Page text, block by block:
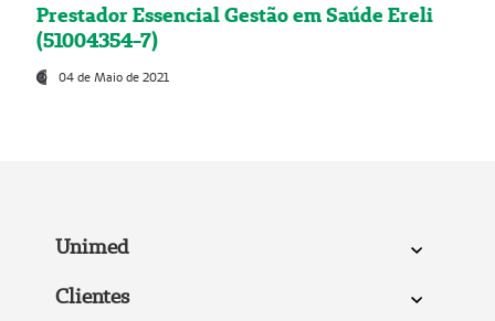
Prestador Essencial Gestão em Saúde Ereli
(51004354-7)
04 de Maio de 2021
Unimed
Clientes